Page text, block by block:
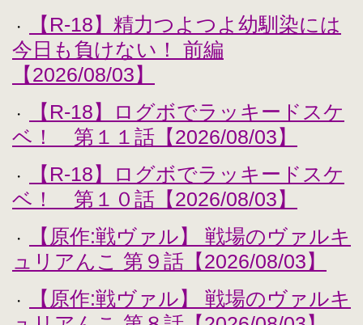
・
【R-18】精力つよつよ幼馴染には
今日も負けない！ 前編
【2026/08/03】
・
【R-18】ログボでラッキードスケ
ベ！ 第１１話【2026/08/03】
・
【R-18】ログボでラッキードスケ
ベ！ 第１０話【2026/08/03】
・
【原作:戦ヴァル】 戦場のヴァルキ
ュリアんこ 第９話【2026/08/03】
・
【原作:戦ヴァル】 戦場のヴァルキ